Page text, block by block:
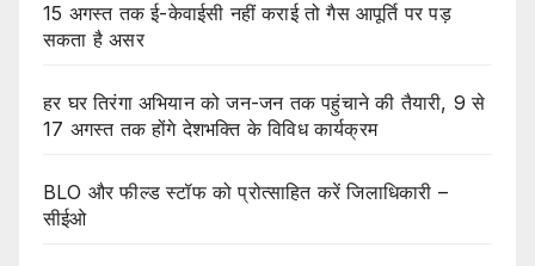
15 अगस्त तक ई-केवाईसी नहीं कराई तो गैस आपूर्ति पर पड़
सकता है असर
हर घर तिरंगा अभियान को जन-जन तक पहुंचाने की तैयारी, 9 से
17 अगस्त तक होंगे देशभक्ति के विविध कार्यक्रम
BLO और फील्ड स्टॉफ को प्रोत्साहित करें जिलाधिकारी –
सीईओ